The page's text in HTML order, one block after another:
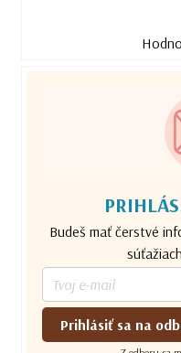
Budeš mať čerstvé
Prihlásiť sa na